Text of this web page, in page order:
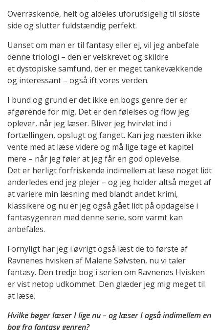
Overraskende, helt og aldeles uforudsigelig til sidste
side og slutter fuldstændig perfekt.
Uanset om man er til fantasy eller ej, vil jeg anbefale
denne triologi – den er velskrevet og skildre
et dystopiske samfund, der er meget tankevækkende
og interessant – også ift vores verden.
I bund og grund er det ikke en bogs genre der er
afgørende for mig. Det er den følelses og flow jeg
oplever, når jeg læser. Bliver jeg hvirvlet ind i
fortællingen, opslugt og fanget. Kan jeg næsten ikke
vente med at læse videre og må lige tage et kapitel
mere – når jeg føler at jeg får en god oplevelse.
Det er herligt forfriskende indimellem at læse noget lidt
anderledes end jeg plejer – og jeg holder altså meget af
at variere min læsning med blandt andet krimi,
klassikere og nu er jeg også gået lidt på opdagelse i
fantasygenren med denne serie, som varmt kan
anbefales.
Fornyligt har jeg i øvrigt også læst de to første af
Ravnenes hvisken af Malene Sølvsten, nu vi taler
fantasy. Den tredje bog i serien om Ravnenes Hvisken
er vist netop udkommet. Den glæder jeg mig meget til
at læse.
Hvilke bøger læser I lige nu – og læser I også indimellem en
bog fra fantasy genren?